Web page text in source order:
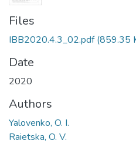
Files
IBB2020.4.3_02.pdf(859.35
Date
2020
Authors
Yalovenko, O. I.
Raietska, O. V.